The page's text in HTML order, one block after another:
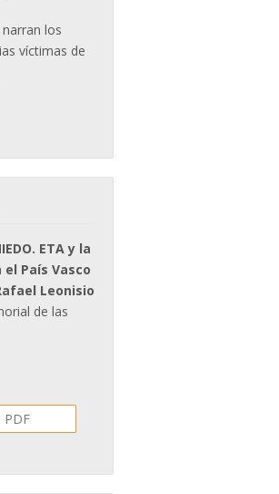
los
víctimas de
ETA y la
País Vasco
Leonisio
de las
PDF